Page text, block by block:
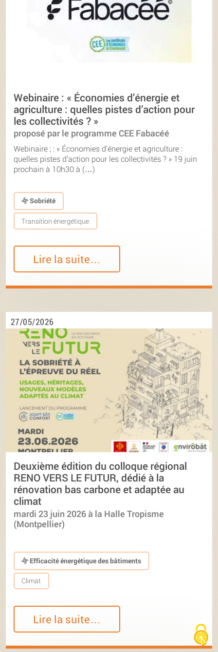
Webinaire : « Économies d’énergie et
agriculture : quelles pistes d’action pour
les collectivités ? »
proposé par le programme CEE Fabacéé
Webinaire ; : « Économies d’énergie et agriculture :
quelles pistes d’action pour les collectivités ? » 19 juin
prochain à 10h30 à (…)
Sobriété
Transition énergétique
Lire la suite…
27/05/2026
Deuxième édition du colloque régional
RENO VERS LE FUTUR, dédié à la
rénovation bas carbone et adaptée au
climat
mardi 23 juin 2026 à la Halle Tropisme
(Montpellier)
Efficacité énergétique des bâtiments
Climat
Lire la suite…